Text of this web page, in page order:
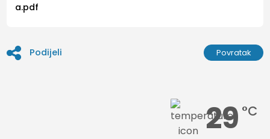
a.pdf
Podijeli Povratak
29 °C